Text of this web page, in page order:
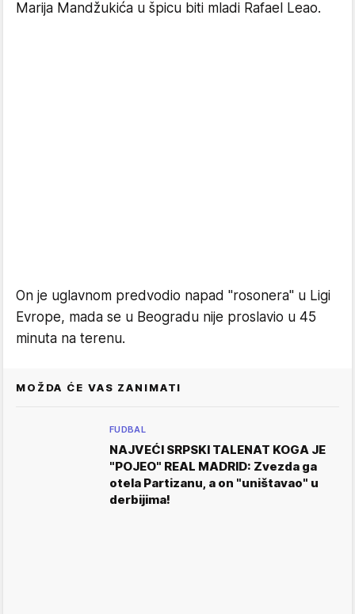
Marija Mandžukića u špicu biti mladi Rafael Leao.
On je uglavnom predvodio napad "rosonera" u Ligi
Evrope, mada se u Beogradu nije proslavio u 45
minuta na terenu.
MOŽDA ĆE VAS ZANIMATI
FUDBAL
NAJVEĆI SRPSKI TALENAT KOGA JE
"POJEO" REAL MADRID: Zvezda ga
otela Partizanu, a on "uništavao" u
derbijima!